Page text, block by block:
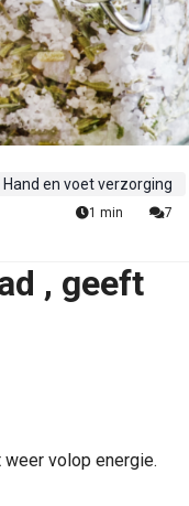
Hand en voet verzorging
1 min 7
, geeft
volop energie.